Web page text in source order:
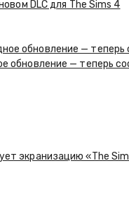
DLC для The Sims 4
обновление — теперь
экранизацию «The